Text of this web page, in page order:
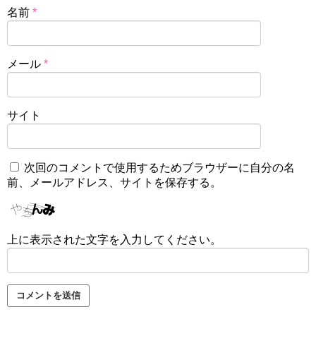
名前 *
メール *
サイト
次回のコメントで使用するためブラウザーに自分の名
前、メールアドレス、サイトを保存する。
上に表示された文字を入力してください。